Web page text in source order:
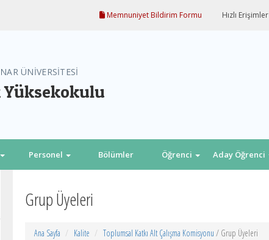
Memnuniyet Bildirim Formu Hızlı Erişimler
ÜNİVERSİTESİ
Yüksekokulu
Personel Bölümler Öğrenci Aday Öğrenci
Grup Üyeleri
Ana Sayfa Kalite Toplumsal Katkı Alt Çalışma Komisyonu / Grup Üyeleri